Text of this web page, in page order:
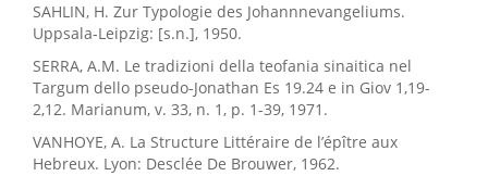
SAHLIN, H. Zur Typologie des Johannnevangeliums.
Uppsala-Leipzig: [s.n.], 1950.
SERRA, A.M. Le tradizioni della teofania sinaitica nel
Targum dello pseudo-Jonathan Es 19.24 e in Giov 1,19-
2,12. Marianum, v. 33, n. 1, p. 1-39, 1971.
VANHOYE, A. La Structure Littéraire de l’épître aux
Hebreux. Lyon: Desclée De Brouwer, 1962.